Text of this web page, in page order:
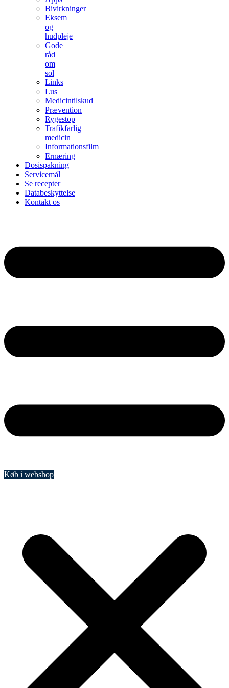
Bivirkninger
Eksem
og
hudpleje
Gode
råd
om
sol
Links
Lus
Medicintilskud
Prævention
Rygestop
Trafikfarlig
medicin
Informationsfilm
Ernæring
Dosispakning
Servicemål
Se recepter
Databeskyttelse
Kontakt os
Køb i webshop